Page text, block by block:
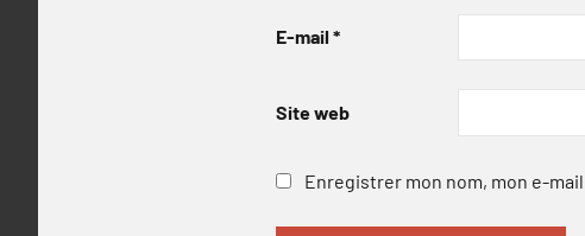
E-mail *
Site web
Enregistrer mon nom, mon e-